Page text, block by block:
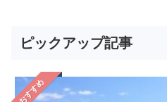
ピックアップ記事
おすすめ